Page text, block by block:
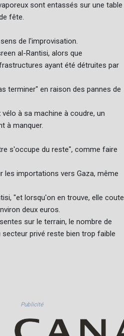
sont entassés sur une table
fête.
de l'improvisation.
al-Rantisi, alors que
ayant été détruites par
terminer" en raison des pannes de
à sa machine à coudre, un
à manquer.
s'occupe du reste", comme faire
les importations vers Gaza, même
"et lorsqu'on en trouve, elle coute
deux euros.
sur le terrain, le nombre de
privé reste bien trop faible
Publicité